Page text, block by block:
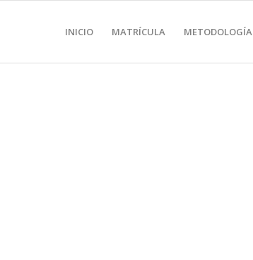
INICIO MATRÍCULA METODOLOGÍA